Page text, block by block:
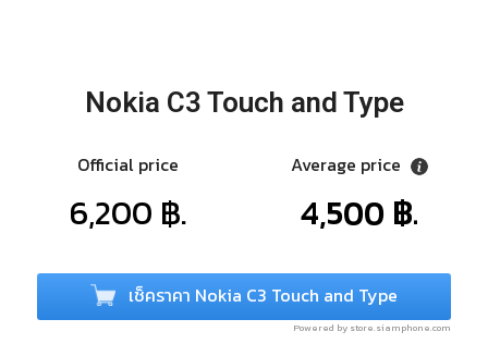
Nokia C3 Touch and Type
Official price
6,200 ฿.
Average price
4,500 ฿.
เช็คราคา Nokia C3 Touch and Type
Powered by store.siamphone.com